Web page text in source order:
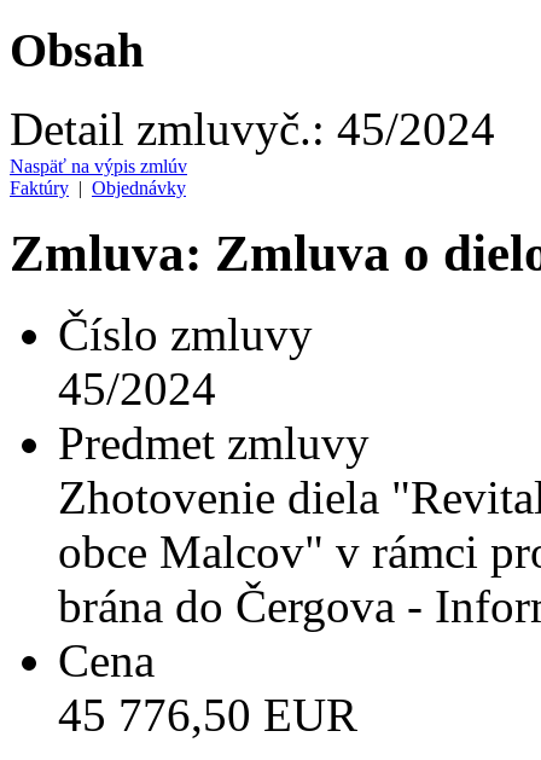
Obsah
Detail zmluvyč.: 45/2024
Naspäť na výpis zmlúv
Faktúry | Objednávky
Zmluva: Zmluva o
Číslo zmluvy
45/2024
Predmet zmluvy
Zhotovenie diela
obce Malcov" v rámci
brána do Čergova -
Cena
45 776,50 EUR